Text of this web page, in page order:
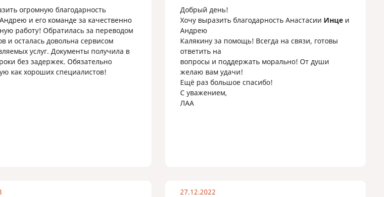
огромную благодарность
и его команде за качественно
работу! Обратилась за переводом
и осталась довольна сервисом
услуг. Документы получила в
без задержек. Обязательно
как хороших специалистов!
Добрый день!
Хочу выразить благодарность Анастасии Инце и
Андрею
Калякину за помощь! Всегда на связи, готовы
ответить на
вопросы и поддержать морально! От души
желаю вам удачи!
Ещё раз большое спасибо!
С уважением,
ЛАА
27.12.2022